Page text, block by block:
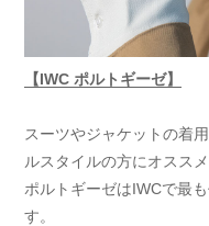
【IWC ポルトギーゼ】
スーツやジャケットの着
ルスタイルの方にオスス
ポルトギーゼはIWCで最
す。